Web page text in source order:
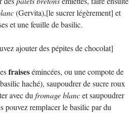
(Gervita),[le sucrer légèrement] et
et une feuille de basilic.
ajouter des pépites de chocolat]
fraisesémincées, ou une compote de
haché), saupoudrer de sucre roux
avec dufromage blancet saupoudrer
pouvez remplacer le basilic par du